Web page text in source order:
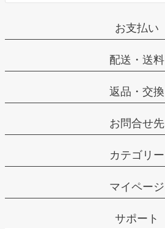
お支払い
配送・送料
返品・交換
お問合せ先
カテゴリー
マイページ
サポート